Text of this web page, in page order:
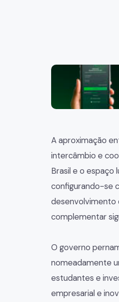
A aproximação
intercâmbio e
Brasil e o espaço
configurando-se
desenvolvimento
complementar
O governo
nomeadamente
estudantes e
empresarial e